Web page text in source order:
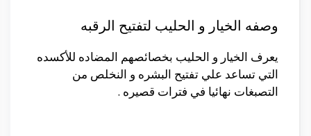
وصفه الخيار و الحليب لتفتيح الرقبه
يعرف الخيار و الحليب بخصائصهم المضاده للأكسده
التي تساعد علي تفتيح البشره و النخلص من
التصبغات نهائيا في فترات قصيره .